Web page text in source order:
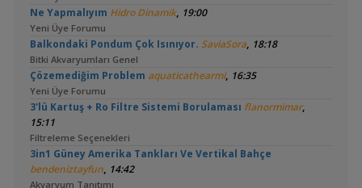
Ne Yapmalıyım Hidro Dinamik, 19:00
Yeni Üye Forumu
Balkondaki Pondum Çok Isınıyor. SaviaSora, 18:18
Bitki Akvaryumları Genel
Çözemediğim Problem aquaticathearmi, 16:35
Yeni Üye Forumu
3'lü Kartuş + Ro Filtre Sistemi Borulaması flanormimar,
15:11
Filtreleme Seçenekleri
3in1 Güney Amerika Tankları Ve Vertikal Bahçe
bendeniztayfun, 14:42
Akvaryum Tanıtımı